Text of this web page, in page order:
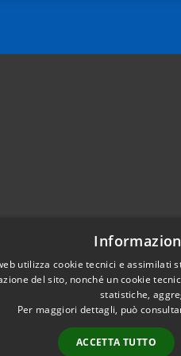
Firenze
Email:
Pec:
IPA Indice
Elenco
utilizza cookie tecnici e
del sito, nonché un cookie
statistiche,
Per maggiori dettagli, può
ACCETTA TUTTO